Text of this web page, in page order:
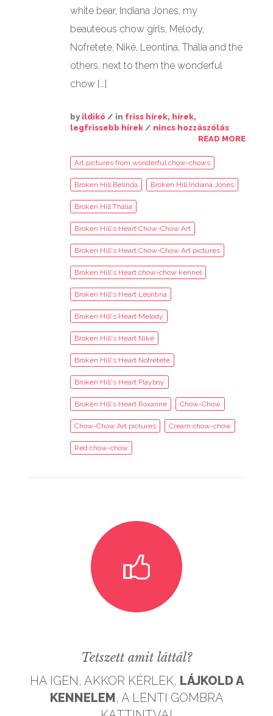
white bear, Indiana Jones, my
beauteous chow girls, Melody,
Nofretete, Niké, Leontina, Thália and the
others, next to them the wonderful
chow […]
by ildikó / in friss hírek, hírek,
legfrissebb hírek / nincs hozzászólás
READ MORE
Art pictures from wonderful chow-chows
Broken Hill Belinda Broken Hill Indiana Jones
Broken Hill Thália
Broken Hill's Heart Chow-Chow Art
Broken Hill's Heart Chow-Chow Art pictures
Broken Hill's Heart chow-chow kennel
Broken Hill's Heart Leontina
Broken Hill's Heart Melody
Broken Hill's Heart Niké
Broken Hill's Heart Nofretete
Broken Hill's Heart Playboy
Broken Hill's Heart Roxanne Chow-Chow
Chow-Chow Art pictures Cream chow-chow
Red chow-chow
Tetszett amit láttál?
HA IGEN, AKKOR KÉRLEK, LÁJKOLD A
KENNELEM, A LENTI GOMBRA